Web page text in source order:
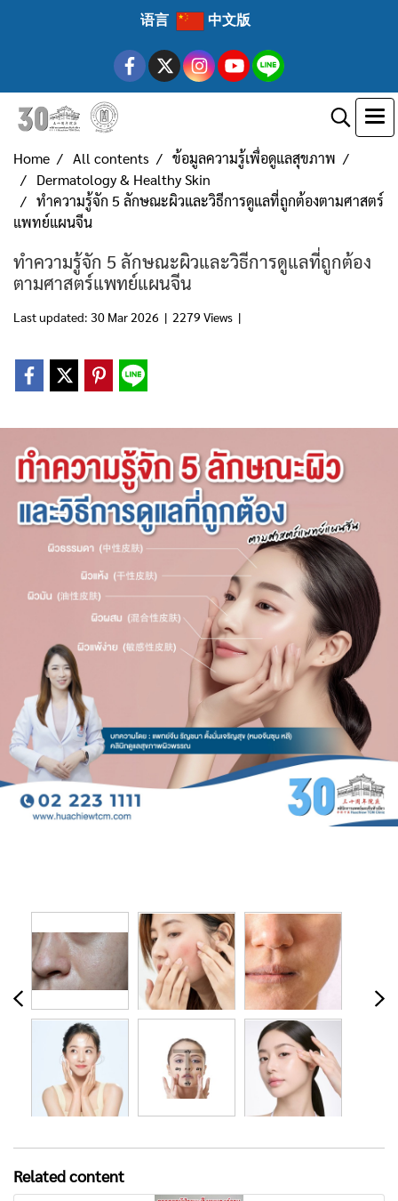
语言 中文版
Home All contents
ข้อมูลความรู้เพื่อดูแลสุขภาพ
Dermatology & Healthy Skin
ทำความรู้จัก 5 ลักษณะผิวและวิธีการดูแลที่ถูกต้องตามศาสตร์
แพทย์แผนจีน
ทำความรู้จัก 5 ลักษณะผิวและวิธีการดูแลที่ถูกต้อง
ตามศาสตร์แพทย์แผนจีน
Last updated: 30 Mar 2026 | 2279 Views |
Related content